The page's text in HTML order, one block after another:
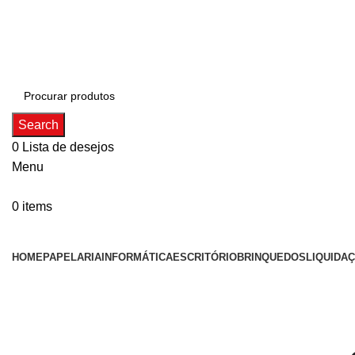
Search
0 Lista de desejos
Menu
0 items
HOMEPAPELARIA INFORMÁTICAESCRITÓRIOBRINQUEDOS